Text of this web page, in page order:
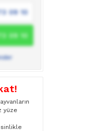
09 10
09 10
yüze